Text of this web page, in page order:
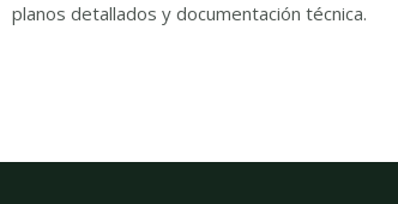
planos detallados y documentación técnica.